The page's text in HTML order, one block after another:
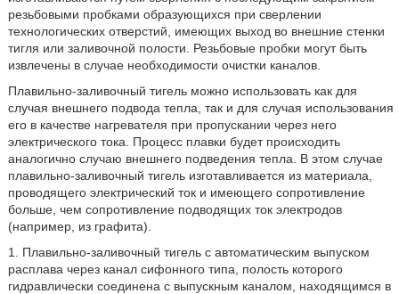
резьбовыми пробками образующихся при сверлении
технологических отверстий, имеющих выход во внешние стенки
тигля или заливочной полости. Резьбовые пробки могут быть
извлечены в случае необходимости очистки каналов.
Плавильно-заливочный тигель можно использовать как для
случая внешнего подвода тепла, так и для случая использования
его в качестве нагревателя при пропускании через него
электрического тока. Процесс плавки будет происходить
аналогично случаю внешнего подведения тепла. В этом случае
плавильно-заливочный тигель изготавливается из материала,
проводящего электрический ток и имеющего сопротивление
больше, чем сопротивление подводящих ток электродов
(например, из графита).
1. Плавильно-заливочный тигель с автоматическим выпуском
расплава через канал сифонного типа, полость которого
гидравлически соединена с выпускным каналом, находящимся в